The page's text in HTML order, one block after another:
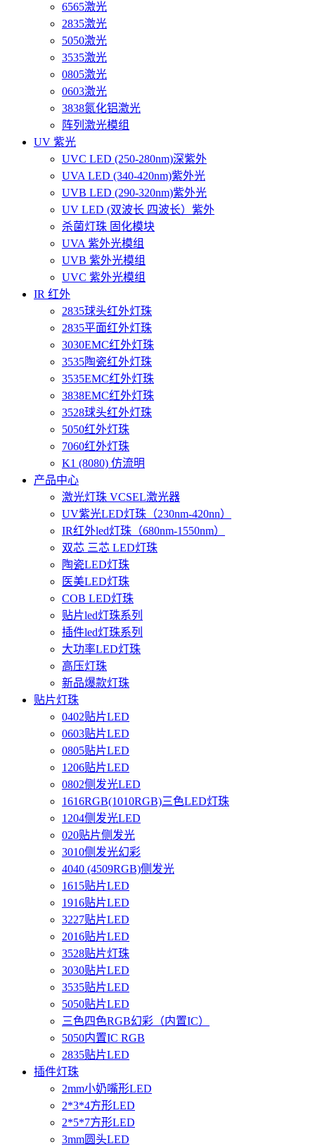
6565激光
2835激光
5050激光
3535激光
0805激光
0603激光
3838氮化铝激光
阵列激光模组
UV 紫光
UVC LED (250-280nm)深紫外
UVA LED (340-420nm)紫外光
UVB LED (290-320nm)紫外光
UV LED (双波长 四波长）紫外
杀菌灯珠 固化模块
UVA 紫外光模组
UVB 紫外光模组
UVC 紫外光模组
IR 红外
2835球头红外灯珠
2835平面红外灯珠
3030EMC红外灯珠
3535陶瓷红外灯珠
3535EMC红外灯珠
3838EMC红外灯珠
3528球头红外灯珠
5050红外灯珠
7060红外灯珠
K1 (8080) 仿流明
产品中心
激光灯珠 VCSEL激光器
UV紫光LED灯珠（230nm-420nn）
IR红外led灯珠（680nm-1550nm）
双芯 三芯 LED灯珠
陶瓷LED灯珠
医美LED灯珠
COB LED灯珠
贴片led灯珠系列
插件led灯珠系列
大功率LED灯珠
高压灯珠
新品爆款灯珠
贴片灯珠
0402贴片LED
0603贴片LED
0805贴片LED
1206贴片LED
0802侧发光LED
1616RGB(1010RGB)三色LED灯珠
1204侧发光LED
020贴片侧发光
3010侧发光幻彩
4040 (4509RGB)侧发光
1615贴片LED
1916贴片LED
3227贴片LED
2016贴片LED
3528贴片灯珠
3030贴片LED
3535贴片LED
5050贴片LED
三色四色RGB幻彩（内置IC）
5050内置IC RGB
2835贴片LED
插件灯珠
2mm小奶嘴形LED
2*3*4方形LED
2*5*7方形LED
3mm圆头LED